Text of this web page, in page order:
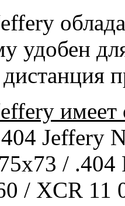
удобен
имеет
Jeffery
/
/ XCR 11